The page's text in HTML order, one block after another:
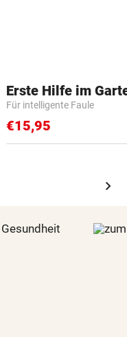
Erste Hilfe im
Für intelligente Faule
€15,95
chevron_right